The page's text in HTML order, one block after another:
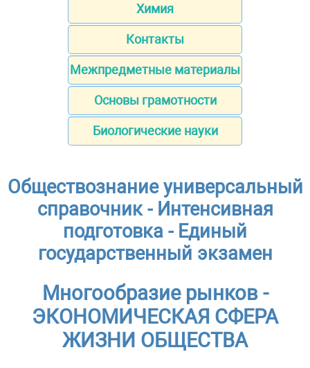
Химия
Контакты
Межпредметные материалы
Основы грамотности
Биологические науки
Обществознание универсальный
справочник - Интенсивная
подготовка - Единый
государственный экзамен
Многообразие рынков -
ЭКОНОМИЧЕСКАЯ СФЕРА
ЖИЗНИ ОБЩЕСТВА